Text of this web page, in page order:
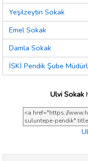
Yeşilzeytin Sokak
Emel Sokak
Damla Sokak
İSKİ Pendik Şube
Ulvi Sokak